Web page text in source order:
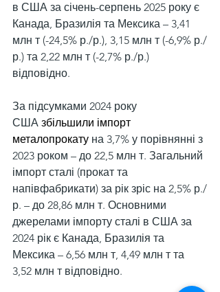
в США за січень-серпень 2025 року є
Канада, Бразилія та Мексика – 3,41
млн т (-24,5% р./р.), 3,15 млн т (-6,9% р./
р.) та 2,22 млн т (-2,7% р./р.)
відповідно.
За підсумками 2024 року
США збільшили імпорт
металопрокату на 3,7% у порівнянні з
2023 роком – до 22,5 млн т. Загальний
імпорт сталі (прокат та
напівфабрикати) за рік зріс на 2,5% р./
р. – до 28,86 млн т. Основними
джерелами імпорту сталі в США за
2024 рік є Канада, Бразилія та
Мексика – 6,56 млн т, 4,49 млн т та
3,52 млн т відповідно.